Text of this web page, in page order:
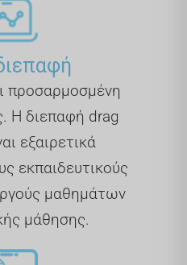
προσαρμοσμένη
Η διεπαφή drag
εξαιρετικά
εκπαιδευτικούς
μαθημάτων
μάθησης.